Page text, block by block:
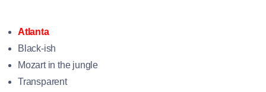
Atlanta
Black-ish
Mozart in the jungle
Transparent